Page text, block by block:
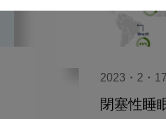
2023・2・17
閉塞性睡